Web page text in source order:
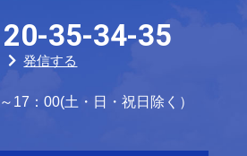
35-34-35
発信する
17：00(土・日・祝日除く）